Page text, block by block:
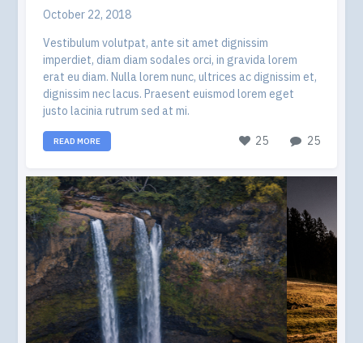
October 22, 2018
Vestibulum volutpat, ante sit amet dignissim
imperdiet, diam diam sodales orci, in gravida lorem
erat eu diam. Nulla lorem nunc, ultrices ac dignissim et,
dignissim nec lacus. Praesent euismod lorem eget
justo lacinia rutrum sed at mi.
READ MORE 25 25